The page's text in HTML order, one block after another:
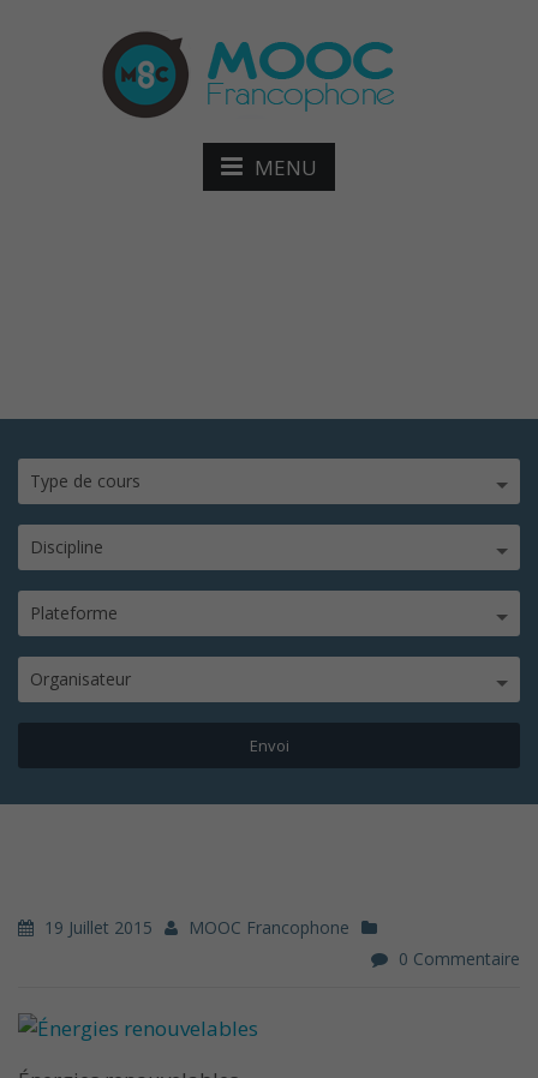
MENU
Type de cours
Discipline
Plateforme
Organisateur
19 Juillet 2015
MOOC Francophone
0 Commentaire